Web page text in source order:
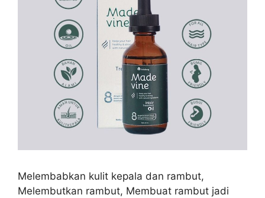
Melembabkan kulit kepala dan rambut,
Melembutkan rambut, Membuat rambut jadi